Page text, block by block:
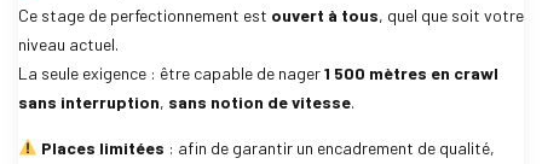
Ce stage de perfectionnement est ouvert à tous, quel que soit votre
niveau actuel.
La seule exigence : être capable de nager1 500 mètres en crawl
sans interruption, sans notion de vitesse.
Places limitées : afin de garantir un encadrement de qualité,